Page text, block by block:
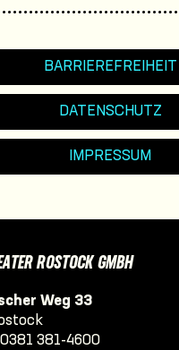
BARRIEREFREIHEIT
DATENSCHUTZ
IMPRESSUM
ROSTOCK GMBH
Weg 33
0381 381-4600